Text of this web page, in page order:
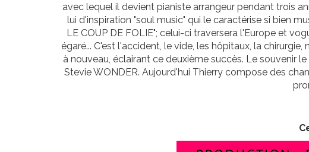
avec lequel il devient pianiste arrangeur pendant trois
lui d'inspiration "soul music" qui le caractérise si bien
LE COUP DE FOLIE"; celui-ci traversera l'Europe et
égaré... C'est l'accident, le vide, les hôpitaux, la
à nouveau, éclairant ce deuxième succès. Le souvenir
Stevie WONDER. Aujourd'hui Thierry compose des